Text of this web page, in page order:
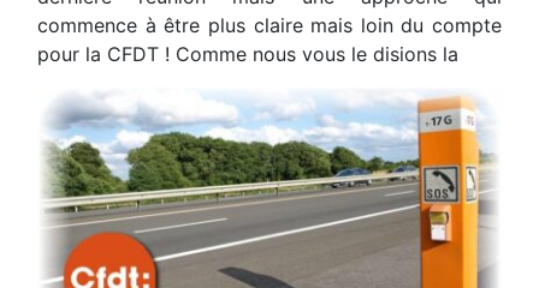
commence à être plus claire mais loin du compte
pour la CFDT ! Comme nous vous le disions la